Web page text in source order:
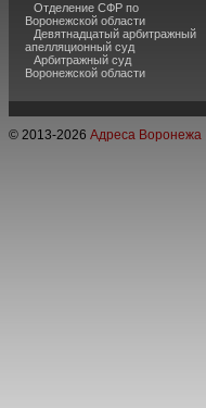
Отделение СФР по
Воронежской области
Девятнадцатый арбитражный
апелляционный суд
Арбитражный суд
Воронежской области
© 2013-2026 Адреса Воронежа